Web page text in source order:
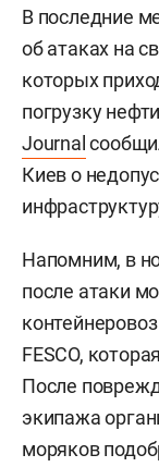
В последние
об атаках на
которых
погрузку
Journal
Киев о
Напомним, в
после атаки
FESCO,
После
экипажа
моряков